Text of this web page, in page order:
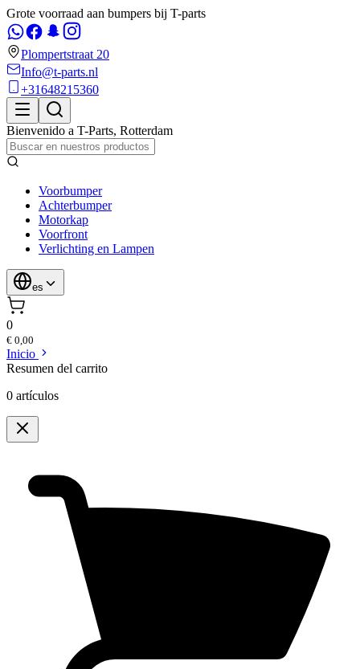
Grote voorraad aan bumpers bij T-parts
Plompertstraat 20
Info@t-parts.nl
+31648215360
Bienvenido a T-Parts, Rotterdam
Voorbumper
Achterbumper
Motorkap
Voorfront
Verlichting en Lampen
es
0
€ 0,00
Inicio
Resumen del carrito
0 artículos